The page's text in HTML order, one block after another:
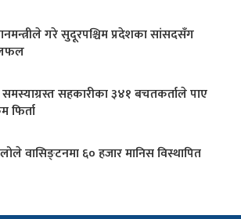
गरे सुदूरपश्चिम प्रदेशका सांसदसँग
सहकारीका ३४१ बचतकर्ताले पाए
फिर्ता
वासिङ्टनमा ६० हजार मानिस विस्थापित